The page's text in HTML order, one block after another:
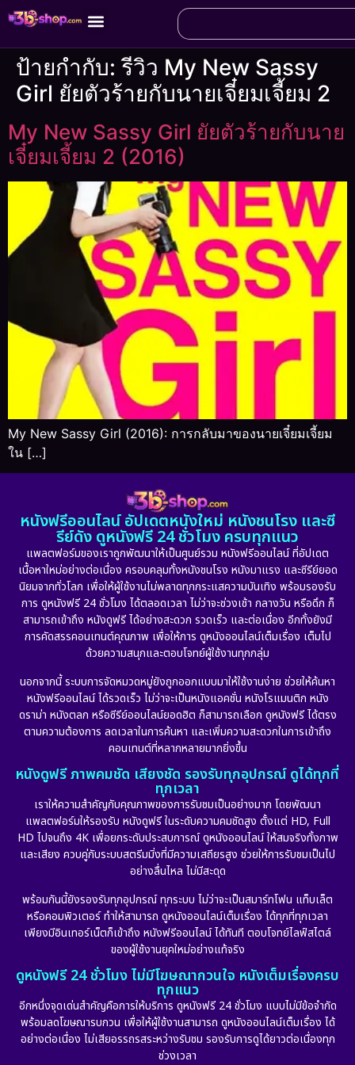
ป้ายกำกับ:รีวิว My New Sassy
Girl ยัยตัวร้ายกับนายเจี๋ยมเจี้ยม 2
My New Sassy Girl ยัยตัวร้ายกับนาย
เจี๋ยมเจี้ยม 2 (2016)
My New Sassy Girl (2016): การกลับมาของนายเจี๋ยมเจี้ยม
ใน […]
หนังฟรีออนไลน์ อัปเดตหนังใหม่ หนังชนโรง และซี
รีย์ดัง ดูหนังฟรี 24 ชั่วโมง ครบทุกแนว
แพลตฟอร์มของเราถูกพัฒนาให้เป็นศูนย์รวม หนังฟรีออนไลน์ ที่อัปเดต
เนื้อหาใหม่อย่างต่อเนื่อง ครอบคลุมทั้งหนังชนโรง หนังมาแรง และซีรีย์ยอด
นิยมจากทั่วโลก เพื่อให้ผู้ใช้งานไม่พลาดทุกกระแสความบันเทิง พร้อมรองรับ
การ ดูหนังฟรี 24 ชั่วโมง ได้ตลอดเวลา ไม่ว่าจะช่วงเช้า กลางวัน หรือดึก ก็
สามารถเข้าถึง หนังดูฟรี ได้อย่างสะดวก รวดเร็ว และต่อเนื่อง อีกทั้งยังมี
การคัดสรรคอนเทนต์คุณภาพ เพื่อให้การ ดูหนังออนไลน์เต็มเรื่อง เต็มไป
ด้วยความสนุกและตอบโจทย์ผู้ใช้งานทุกกลุ่ม
นอกจากนี้ ระบบการจัดหมวดหมู่ยังถูกออกแบบมาให้ใช้งานง่าย ช่วยให้ค้นหา
หนังฟรีออนไลน์ ได้รวดเร็ว ไม่ว่าจะเป็นหนังแอคชั่น หนังโรแมนติก หนัง
ดราม่า หนังตลก หรือซีรีย์ออนไลน์ยอดฮิต ก็สามารถเลือก ดูหนังฟรี ได้ตรง
ตามความต้องการ ลดเวลาในการค้นหา และเพิ่มความสะดวกในการเข้าถึง
คอนเทนต์ที่หลากหลายมากยิ่งขึ้น
หนังดูฟรี ภาพคมชัด เสียงชัด รองรับทุกอุปกรณ์ ดูได้ทุกที่
ทุกเวลา
เราให้ความสำคัญกับคุณภาพของการรับชมเป็นอย่างมาก โดยพัฒนา
แพลตฟอร์มให้รองรับ หนังดูฟรี ในระดับความคมชัดสูง ตั้งแต่ HD, Full
HD ไปจนถึง 4K เพื่อยกระดับประสบการณ์ ดูหนังออนไลน์ ให้สมจริงทั้งภาพ
และเสียง ควบคู่กับระบบสตรีมมิ่งที่มีความเสถียรสูง ช่วยให้การรับชมเป็นไป
อย่างลื่นไหล ไม่มีสะดุด
พร้อมกันนี้ยังรองรับทุกอุปกรณ์ ทุกระบบ ไม่ว่าจะเป็นสมาร์ทโฟน แท็บเล็ต
หรือคอมพิวเตอร์ ทำให้สามารถ ดูหนังออนไลน์เต็มเรื่อง ได้ทุกที่ทุกเวลา
เพียงมีอินเทอร์เน็ตก็เข้าถึง หนังฟรีออนไลน์ ได้ทันที ตอบโจทย์ไลฟ์สไตล์
ของผู้ใช้งานยุคใหม่อย่างแท้จริง
ดูหนังฟรี 24 ชั่วโมง ไม่มีโฆษณากวนใจ หนังเต็มเรื่องครบ
ทุกแนว
อีกหนึ่งจุดเด่นสำคัญคือการให้บริการ ดูหนังฟรี 24 ชั่วโมง แบบไม่มีข้อจำกัด
พร้อมลดโฆษณารบกวน เพื่อให้ผู้ใช้งานสามารถ ดูหนังออนไลน์เต็มเรื่อง ได้
อย่างต่อเนื่อง ไม่เสียอรรถรสระหว่างรับชม รองรับการดูได้ยาวต่อเนื่องทุก
ช่วงเวลา